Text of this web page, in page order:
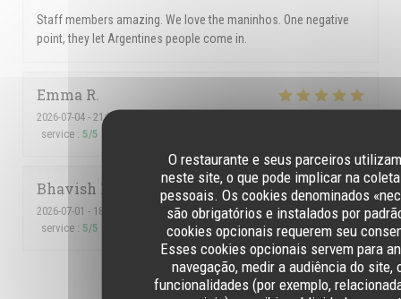
O restaurante e seus parceiros
neste site, o que pode implicar na
pessoais. Os cookies denominados
são obrigatórios e instalados por
cookies opcionais requerem seu
Esses cookies opcionais servem para
navegação, medir a audiência do site,
funcionalidades (por exemplo,
Staff members amazing. We love the maninhos. One negative
point, they let Argentines people come in.
Emma R
2026-07-04 - 21:30 - guests 4
service : 5/5
Bhavish M
2026-07-01 - 18:00 - guests 2
service : 5/5 /5 menu: 5 /5 quality_price: 5/5
2 3